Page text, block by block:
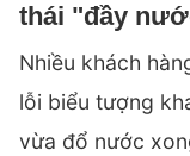
thái "đầy
Nhiều khách
lỗi biểu tượng
vừa đổ nước